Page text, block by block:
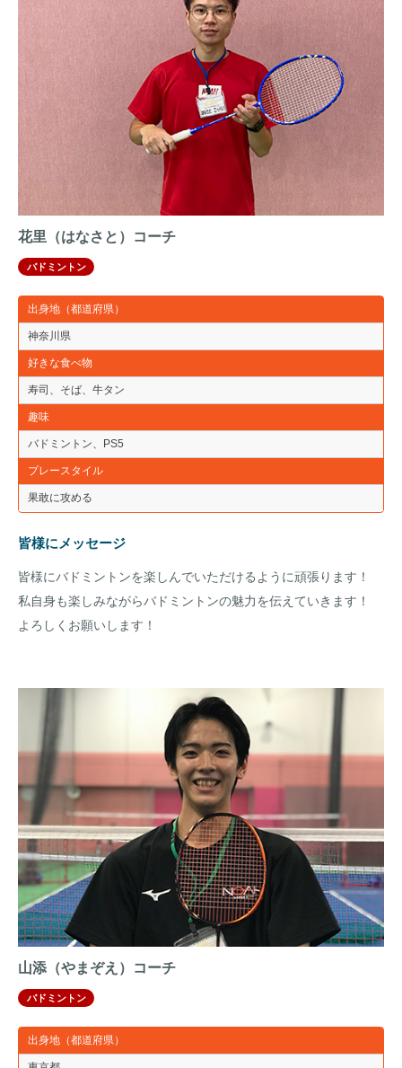
花里（はなさと）コーチ
バドミントン
出身地（都道府県）
神奈川県
好きな食べ物
寿司、そば、牛タン
趣味
バドミントン、PS5
プレースタイル
果敢に攻める
皆様にメッセージ
皆様にバドミントンを楽しんでいただけるように頑張ります！
私自身も楽しみながらバドミントンの魅力を伝えていきます！
よろしくお願いします！
山添（やまぞえ）コーチ
バドミントン
出身地（都道府県）